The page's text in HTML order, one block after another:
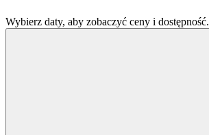
Wybierz daty, aby zobaczyć ceny i dostępność.